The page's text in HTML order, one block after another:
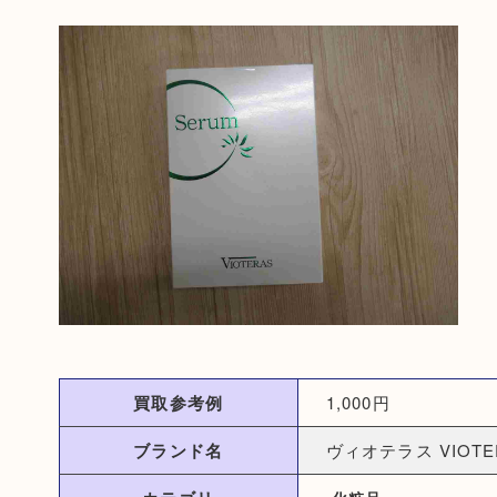
買取参考例 1,000円
ブランド名 ヴィオテラス